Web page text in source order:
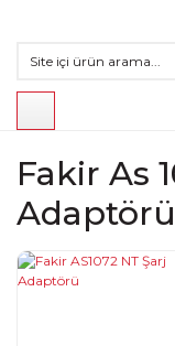
Fakir As
Adaptörü